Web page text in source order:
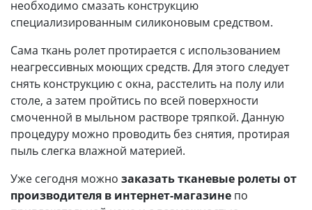
необходимо смазать конструкцию
специализированным силиконовым средством.
Сама ткань ролет протирается с использованием
неагрессивных моющих средств. Для этого следует
снять конструкцию с окна, расстелить на полу или
столе, а затем пройтись по всей поверхности
смоченной в мыльном растворе тряпкой. Данную
процедуру можно проводить без снятия, протирая
пыль слегка влажной материей.
Уже сегодня можно заказать тканевые ролеты от
производителя в интернет-магазине по